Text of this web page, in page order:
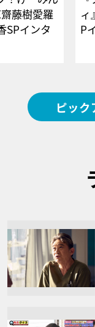
藤樹愛羅
SPインタ
ィ
P
ピッ